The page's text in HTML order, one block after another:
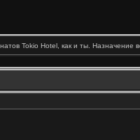
Tokio Hotel, как и ты. Назначение